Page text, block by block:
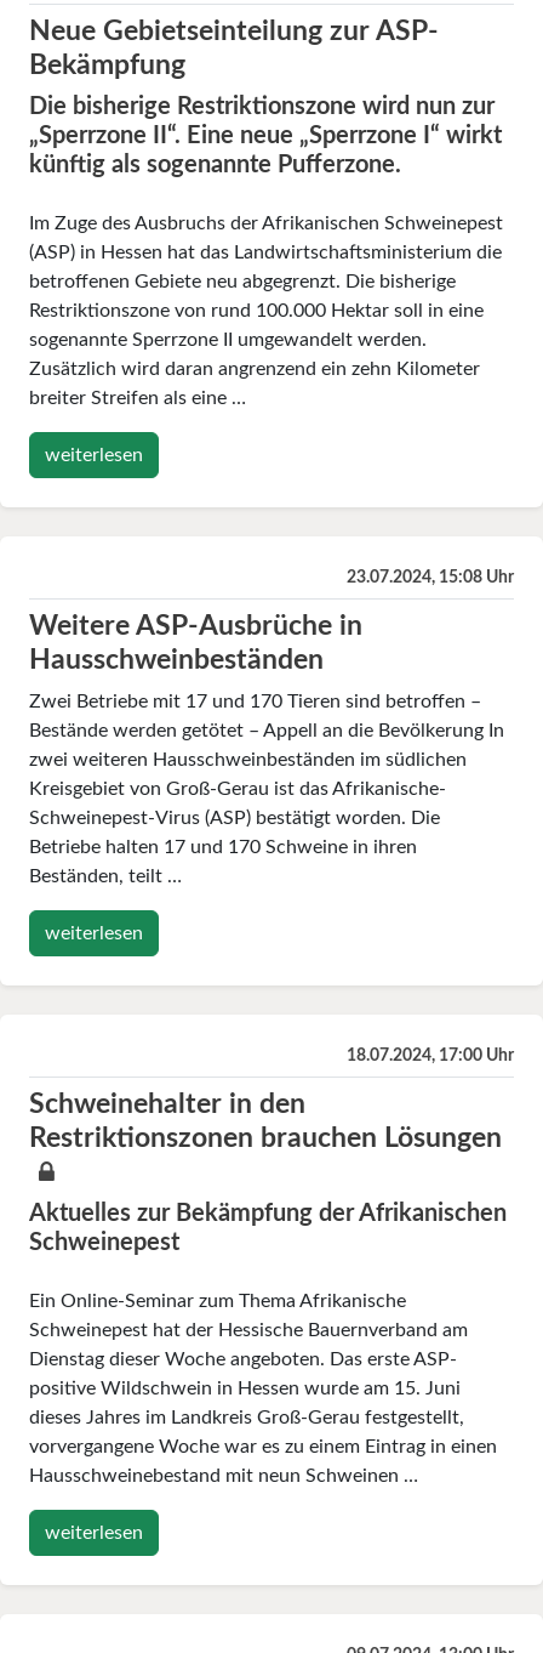
Neue Gebietseinteilung zur ASP-
Bekämpfung
Die bisherige Restriktionszone wird nun zur
„Sperrzone II“. Eine neue „Sperrzone I“ wirkt
künftig als sogenannte Pufferzone.
Im Zuge des Ausbruchs der Afrikanischen Schweinepest
(ASP) in Hessen hat das Landwirtschaftsministerium die
betroffenen Gebiete neu abgegrenzt. Die bisherige
Restriktionszone von rund 100.000 Hektar soll in eine
sogenannte Sperrzone II umgewandelt werden.
Zusätzlich wird daran angrenzend ein zehn Kilometer
breiter Streifen als eine …
weiterlesen
23.07.2024, 15:08 Uhr
Weitere ASP-Ausbrüche in
Hausschweinbeständen
Zwei Betriebe mit 17 und 170 Tieren sind betroffen –
Bestände werden getötet – Appell an die Bevölkerung In
zwei weiteren Hausschweinbeständen im südlichen
Kreisgebiet von Groß-Gerau ist das Afrikanische-
Schweinepest-Virus (ASP) bestätigt worden. Die
Betriebe halten 17 und 170 Schweine in ihren
Beständen, teilt …
weiterlesen
18.07.2024, 17:00 Uhr
Schweinehalter in den
Restriktionszonen brauchen Lösungen
Aktuelles zur Bekämpfung der Afrikanischen
Schweinepest
Ein Online-Seminar zum Thema Afrikanische
Schweinepest hat der Hessische Bauernverband am
Dienstag dieser Woche angeboten. Das erste ASP-
positive Wildschwein in Hessen wurde am 15. Juni
dieses Jahres im Landkreis Groß-Gerau festgestellt,
vorvergangene Woche war es zu einem Eintrag in einen
Hausschweinebestand mit neun Schweinen …
weiterlesen